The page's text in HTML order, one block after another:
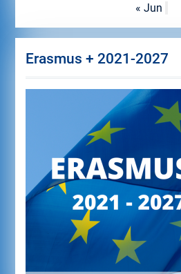
« Jun
Erasmus + 2021-2027